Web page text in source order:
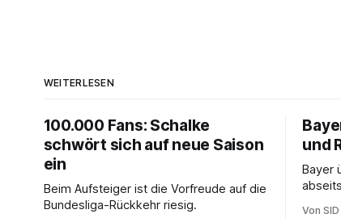
WEITERLESEN
100.000 Fans: Schalke
schwört sich auf neue Saison
ein
Beim Aufsteiger ist die Vorfreude auf die
Bundesliga-Rückkehr riesig.
und
Bayer
Von SID